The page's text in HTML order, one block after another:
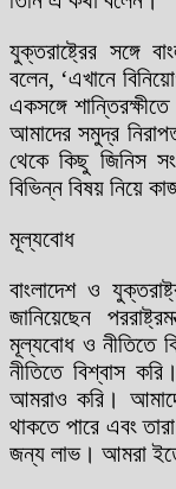
যুক্তরাষ্ট্রের সঙ্গে
বলেন, ‘এখানে
একসঙ্গে
আমাদের সমুদ্র
থেকে কিছু জিনিস
বিভিন্ন বিষয় নিয়ে
মূল্যবোধ
বাংলাদেশ ও
জানিয়েছেন
মূল্যবোধ ও নীতিতে
নীতিতে বিশ্বাস
আমরাও করি।
থাকতে পারে এবং
জন্য লাভ। আমরা